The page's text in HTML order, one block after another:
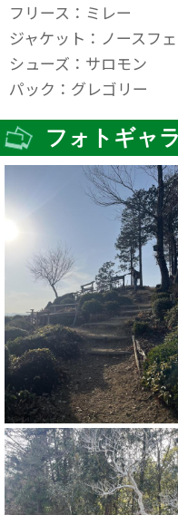
フリース：ミレー
ジャケット：ノースフ
シューズ：サロモ
パック：グレゴリ
フォトギャ